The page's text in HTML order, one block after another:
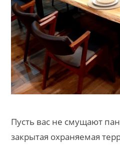
Пусть вас не смущают
закрытая охраняемая